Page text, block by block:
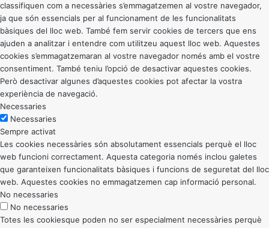
classifiquen com a necessàries s’emmagatzemen al vostre navegador,
ja que són essencials per al funcionament de les funcionalitats
bàsiques del lloc web. També fem servir cookies de tercers que ens
ajuden a analitzar i entendre com utilitzeu aquest lloc web. Aquestes
cookies s’emmagatzemaran al vostre navegador només amb el vostre
consentiment. També teniu l’opció de desactivar aquestes cookies.
Però desactivar algunes d’aquestes cookies pot afectar la vostra
experiència de navegació.
Necessaries
Necessaries
Sempre activat
Les cookies necessàries són absolutament essencials perquè el lloc
web funcioni correctament. Aquesta categoria només inclou galetes
que garanteixen funcionalitats bàsiques i funcions de seguretat del lloc
web. Aquestes cookies no emmagatzemen cap informació personal.
No necessaries
No necessaries
Totes les cookiesque poden no ser especialment necessàries perquè